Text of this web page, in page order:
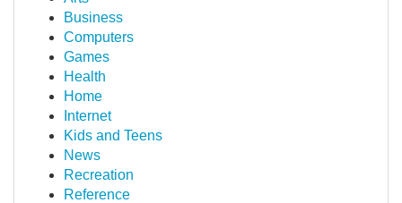
Business
Computers
Games
Health
Home
Internet
Kids and Teens
News
Recreation
Reference